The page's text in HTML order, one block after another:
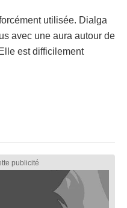
utilisée. Dialga
avec une aura autour de
est difficilement